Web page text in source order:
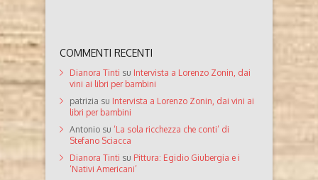
COMMENTI RECENTI
Dianora Tinti su Intervista a Lorenzo Zonin, dai
vini ai libri per bambini
patrizia su Intervista a Lorenzo Zonin, dai vini ai
libri per bambini
Antonio su ‘La sola ricchezza che conti’ di
Stefano Sciacca
Dianora Tinti su Pittura: Egidio Giubergia e i
‘Nativi Americani’